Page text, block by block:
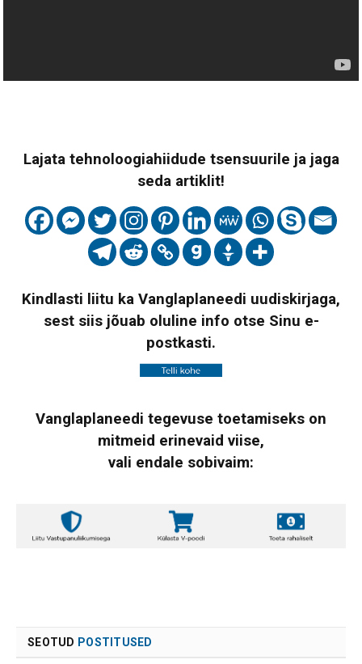
Lajata tehnoloogiahiidude tsensuurile ja jaga
seda artiklit!
Kindlasti liitu ka Vanglaplaneedi uudiskirjaga,
sest siis jõuab oluline info otse Sinu e-
postkasti.
Vanglaplaneedi tegevuse toetamiseks on
mitmeid erinevaid viise,
vali endale sobivaim:
SEOTUD POSTITUSED